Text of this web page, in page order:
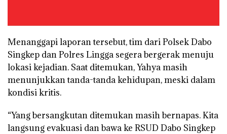
Menanggapi laporan tersebut, tim dari Polsek Dabo
Singkep dan Polres Lingga segera bergerak menuju
lokasi kejadian. Saat ditemukan, Yahya masih
menunjukkan tanda-tanda kehidupan, meski dalam
kondisi kritis.
“Yang bersangkutan ditemukan masih bernapas. Kita
langsung evakuasi dan bawa ke RSUD Dabo Singkep